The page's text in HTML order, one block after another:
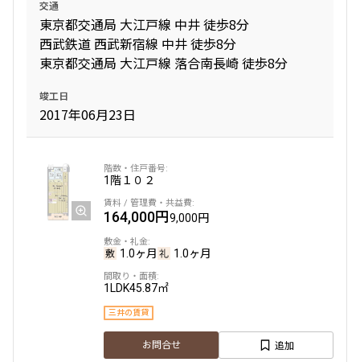
交通
東京都交通局 大江戸線 中井 徒歩8分
西武鉄道 西武新宿線 中井 徒歩8分
東京都交通局 大江戸線 落合南長崎 徒歩8分
竣工日
2017年06月23日
1階１０２
164,000円9,000円
1.0ヶ月 1.0ヶ月
1LDK45.87㎡
三井の賃貸
お問合せ 追加